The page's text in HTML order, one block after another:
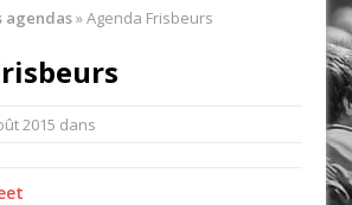
agendas»Agenda Frisbeurs
2015 dans